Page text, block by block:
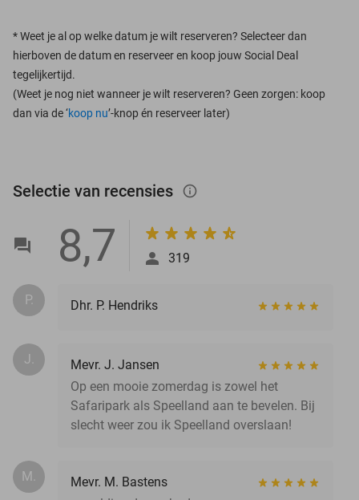
*Weet je al op welke datum je wilt reserveren? Selecteer dan
hierboven de datum en reserveer en koop jouw Social Deal
tegelijkertijd.
(Weet je nog niet wanneer je wilt reserveren? Geen zorgen: koop
dan via de ‘koop nu’-knop én reserveer later)
Selectie van recensies info_outlined
8,7 319
P. Dhr. P. Hendriks
J.
Mevr. J. Jansen
Op een mooie zomerdag is zowel het
Safaripark als Speelland aan te bevelen. Bij
slecht weer zou ik Speelland overslaan!
M.
Mevr. M. Bastens